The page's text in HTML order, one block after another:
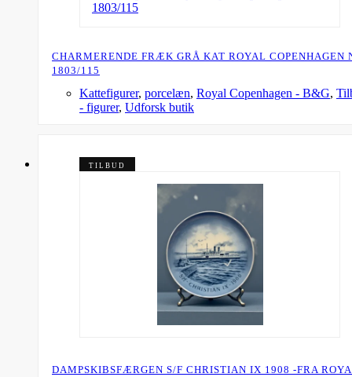
CHARMERENDE FRÆK GRÅ KAT ROYAL COPENHAGEN
1803/115
Kattefigurer, porcelæn, Royal Copenhagen - B&G,
- figurer, Udforsk butik
TILBUD
DAMPSKIBSFÆRGEN S/F CHRISTIAN IX 1908 -FRA